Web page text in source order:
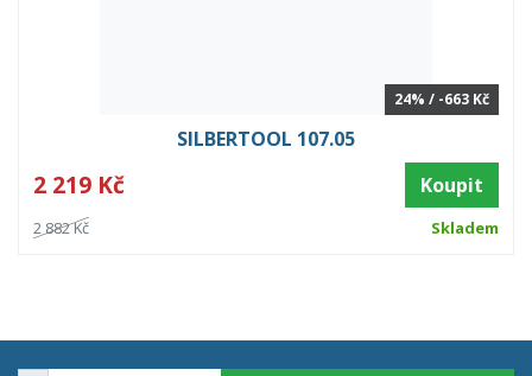
24% / -663 Kč
SILBERTOOL 107.05
2 219 Kč Koupit
2 882 Kč Skladem